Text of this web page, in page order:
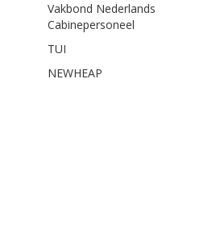
Vakbond Nederlands
Cabinepersoneel
TUI
NEWHEAP